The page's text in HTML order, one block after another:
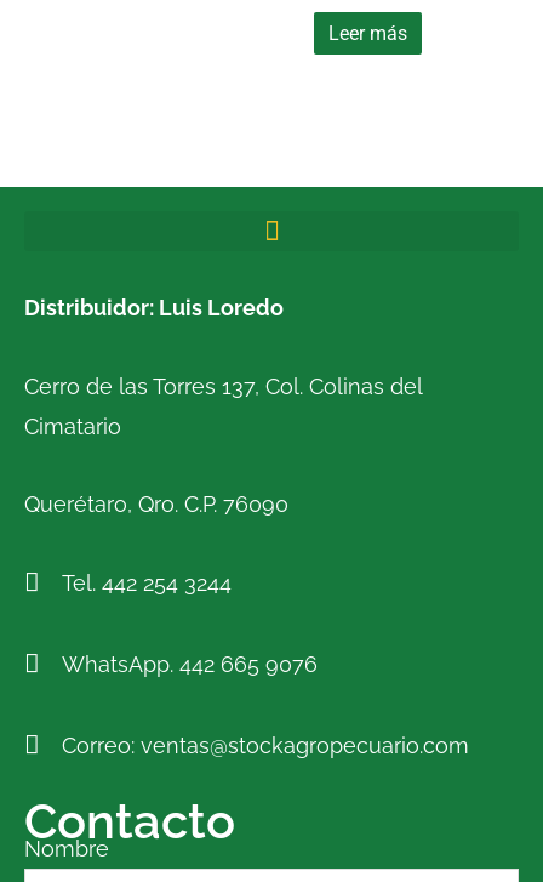
Leer más
Distribuidor: Luis Loredo
Cerro de las Torres 137, Col. Colinas del
Cimatario
Querétaro, Qro. C.P. 76090
Tel. 442 254 3244
WhatsApp. 442 665 9076
Correo: ventas@stockagropecuario.com
Contacto
Nombre